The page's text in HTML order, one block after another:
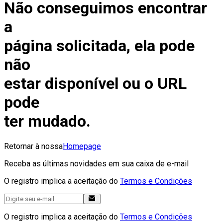
Não conseguimos encontrar
a
página solicitada, ela pode
não
estar disponível ou o URL
pode
ter mudado.
Retornar à nossaHomepage
Receba as últimas novidades em sua caixa de e-mail
O registro implica a aceitação do Termos e Condições
O registro implica a aceitação do Termos e Condições